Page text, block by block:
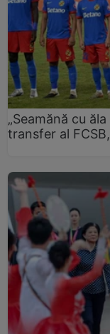
„Seamănă cu
transfer al